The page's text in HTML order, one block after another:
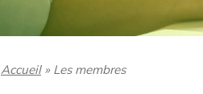
Accueil» Les membres